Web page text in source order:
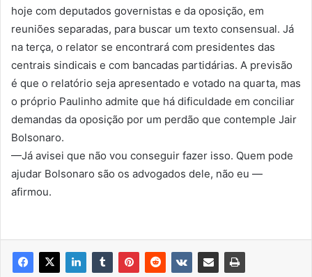
hoje com deputados governistas e da oposição, em
reuniões separadas, para buscar um texto consensual. Já
na terça, o relator se encontrará com presidentes das
centrais sindicais e com bancadas partidárias. A previsão
é que o relatório seja apresentado e votado na quarta, mas
o próprio Paulinho admite que há dificuldade em conciliar
demandas da oposição por um perdão que contemple Jair
Bolsonaro.
—Já avisei que não vou conseguir fazer isso. Quem pode
ajudar Bolsonaro são os advogados dele, não eu —
afirmou.